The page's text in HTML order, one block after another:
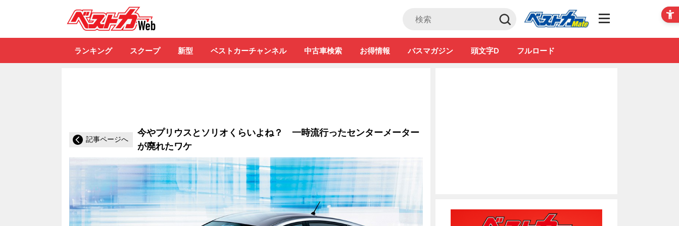
Club
ランキング スクープ 新型 ベストカーチャンネル 中古車検索 お得情報 バスマガジン 頭文字D フルロード
記事ページへ
今やプリウスとソリオくらいよね？ 一時流行ったセンターメーター
が廃れたワケ